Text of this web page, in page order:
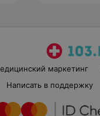
маркетинг
Написать в поддержку